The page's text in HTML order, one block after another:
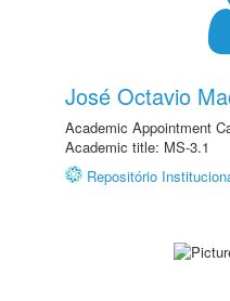
José Octavio
Academic Appointment
Academic title: MS-3.1
Repositório